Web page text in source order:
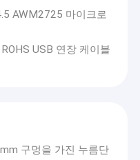
AWM2725 마이크로
USB 연장 케이블
구멍을 가진 누름단
을 다하고 있습니다.
업체를 위해 노력하고 최고
공하여 상호 이익을 얻는 것
간단하거나 복잡하더라도
드리겠습니다.진심으로 당신
연락을 환영합니다!